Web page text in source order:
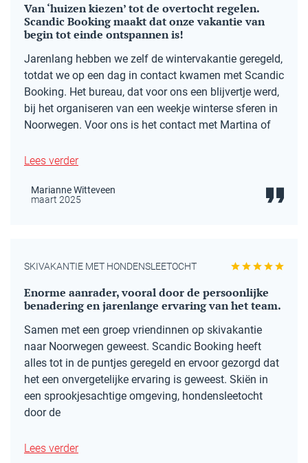
Van ‘huizen kiezen’ tot de overtocht regelen.
Scandic Booking maakt dat onze vakantie van
begin tot einde ontspannen is!
Jarenlang hebben we zelf de wintervakantie geregeld,
totdat we op een dag in contact kwamen met Scandic
Booking. Het bureau, dat voor ons een blijvertje werd,
bij het organiseren van een weekje winterse sferen in
Noorwegen. Voor ons is het contact met Martina of
Lees verder
Marianne Witteveen
maart 2025
SKIVAKANTIE MET HONDENSLEETOCHT
Enorme aanrader, vooral door de persoonlijke
benadering en jarenlange ervaring van het team.
Samen met een groep vriendinnen op skivakantie
naar Noorwegen geweest. Scandic Booking heeft
alles tot in de puntjes geregeld en ervoor gezorgd dat
het een onvergetelijke ervaring is geweest. Skiën in
een sprookjesachtige omgeving, hondensleetocht
door de
Lees verder